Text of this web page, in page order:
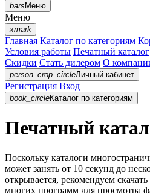
barsМеню
Меню
xmark
Главная Каталог по категориям
Условия работы Печатный каталог
Скидки Стать дилером О
person_crop_circleЛичный кабинет
Регистрация Вход
book_circleКаталог по категориям
Печатный
Поскольку каталоги
может занять от 10 секунд до
открывается, рекомендуем
многих программ для просмотра